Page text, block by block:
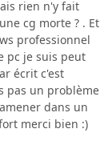
rien n'y fait
cg morte ? . Et
professionnel
pc je suis peut
écrit c'est
pas un problème
dans un
merci bien :)